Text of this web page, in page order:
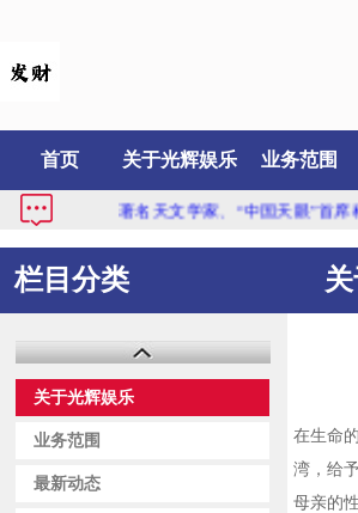
首页 关于光辉娱乐 业务范围
著名天文学家、“中国天眼”首席科
栏目分类
关于光辉娱乐
业务范围
最新动态
在生命
湾，给
母亲的